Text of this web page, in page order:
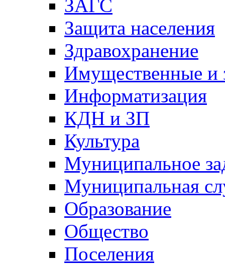
ЗАГС
Защита населения
Здравохранение
Имущественные и
Информатизация
КДН и ЗП
Культура
Муниципальное
Муниципальная
Образование
Общество
Поселения